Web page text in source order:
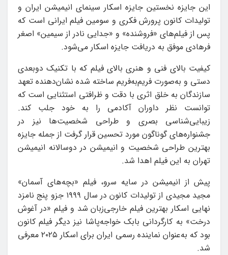
این جایزه نخستین جایزه اسکار سینمای انیمیشن ایران و
تولیدات کانون پرورش فکری و سومین فیلم ایرانی است که
پس از فیلم‌های «فروشنده» و «جدایی نادر از سیمین» اصغر
فرهادی موفق به دریافت جایزه اسکار می‌شود.
کیفیت بالای فنی و هنری بالای فیلم که با تکنیک دوبعدی
دستی و به‌صورت فریم‌به‌فریم ساخته شده نشان‌دهنده تعهد
سازندگان به خلق اثری با دقت و ظرافتی استثنایی است که
توانست نظر داوران آکادمی را به خود جلب کند.
زیبایی‌شناسی بصری و طراحی شخصیت‌ها نیز در
جشنواره‌های گوناگون مورد تحسین قرار گرفت از جمله جایزه
بهترین طراحی شخصیت و انیمیشن در دوسالانه انیمیشن
تهران به این فیلم اهدا شد.
پیش از انیمیشن در سایه سرو، فیلم «بچه‌های آسمان»
مجید مجیدی از تولیدات کانون در سال ۱۹۹۹ جزو پنج نامزد
نهایی اسکار بهترین فیلم خارجی‌زبان شد و فیلم «در آغوش
درخت» به کارگردانی بابک خواجه‌پاشا نیز دیگر فیلم کانون
بود که به‌عنوان نماینده رسمی ایران برای اسکار ۲۰۲۵ معرفی
شد.